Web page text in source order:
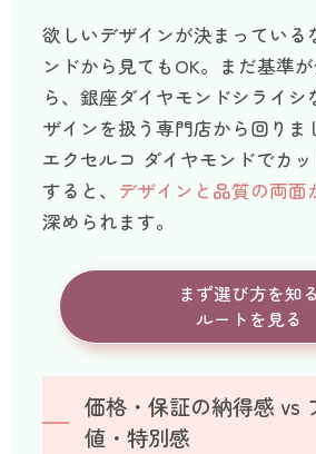
欲しいデザインが決まっている
ンドから見てもOK。まだ基準
ら、銀座ダイヤモンドシライ
ザインを扱う専門店から回りま
エクセルコ ダイヤモンドでカ
すると、 デザインと品質の両面
深められます。
まず選び方を知る
ルートを見る
価格・保証の納得感 vs
値・特別感